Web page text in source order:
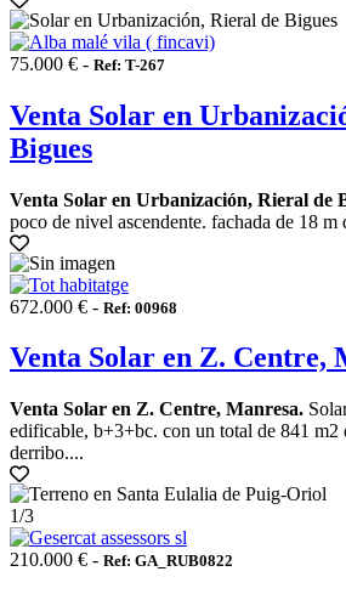
75.000 € - Ref: T-267
Venta Solar en
Bigues
Venta Solar en Urbanización, Rieral de
poco de nivel ascendente. fachada de 18 m
672.000 € - Ref: 00968
Venta Solar en Z. Centre,
Venta Solar en Z. Centre, Manresa.
edificable, b+3+bc. con un total de 841 m2
derribo....
1/3
210.000 € - Ref: GA_RUB0822